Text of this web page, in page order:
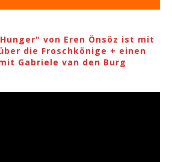
von Eren Önsöz ist mit
die Froschkönige + einen
Gabriele van den Burg